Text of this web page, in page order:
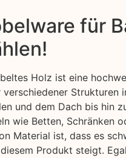
für
Holz ist eine
verschiedener Strukturen
und dem Dach bis hin
wie Betten, Schränken
Material ist, dass es
Produkt steigt.